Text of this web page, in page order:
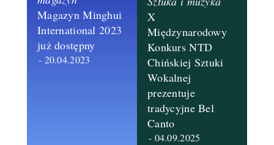
Magazyn Minghui
International 2023 ​
już dostępny
- 20.04.2023
X
Międzynarodowy
Konkurs NTD
Chińskiej Sztuki
Wokalnej
prezentuje
tradycyjne Bel
Canto
- 04.09.2025